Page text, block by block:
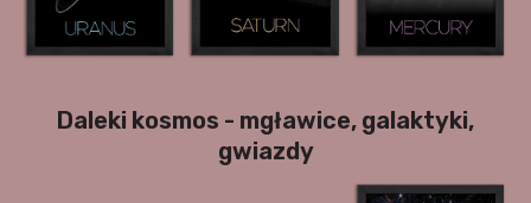
Daleki kosmos - mgławice, galaktyki,
gwiazdy